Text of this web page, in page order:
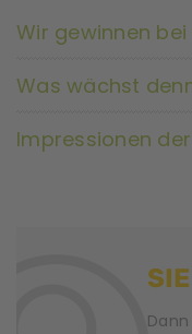
Wir gewinnen
Was wächst
Impressionen